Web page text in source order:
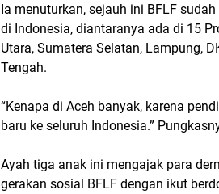
Ia menuturkan, sejauh ini BFLF
di Indonesia, diantaranya ada di 15
Utara, Sumatera Selatan, Lampung,
Tengah.
“Kenapa di Aceh banyak, karena
baru ke seluruh Indonesia.”
Ayah tiga anak ini mengajak para
gerakan sosial BFLF dengan ikut